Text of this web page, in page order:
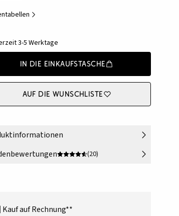
3-5 Werktage
In die Einkaufstasche
Auf die Wunschliste
(20)
Kauf auf Rechnung**